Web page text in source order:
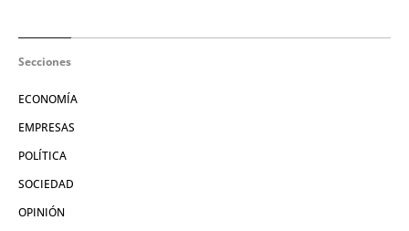
Secciones
ECONOMÍA
EMPRESAS
POLÍTICA
SOCIEDAD
OPINIÓN